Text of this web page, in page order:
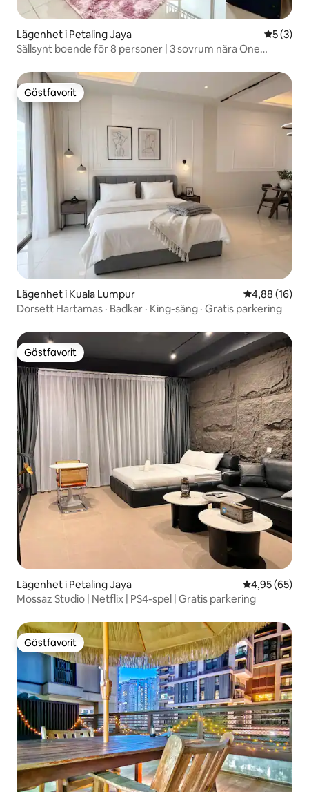
Lägenhet i Petaling Jaya 5 av 5 i
5 (3)
Sällsynt boende för 8 personer | 3 sovrum nära One
Gästfavorit
Gästfavorit
Lägenhet i Kuala Lumpur 4,88 av 5 i
4,88 (16)
Dorsett Hartamas · Badkar · King-säng · Gratis parkering
Gästfavorit
Gästfavorit
Lägenhet i Petaling Jaya 4,95 av 5 i
4,95 (65)
Mossaz Studio | Netflix | PS4-spel | Gratis parkering
Gästfavorit
Gästfavorit